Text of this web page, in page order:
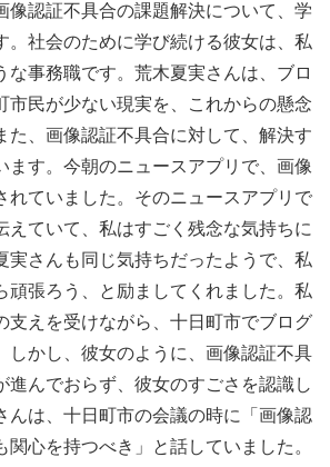
像認証不具合の課題解決について、学
。社会のために学び続ける彼女は、私
な事務職です。荒木夏実さんは、ブロ
市民が少ない現実を、これからの懸念
た、画像認証不具合に対して、解決す
ます。今朝のニュースアプリで、画像
れていました。そのニュースアプリで
えていて、私はすごく残念な気持ちに
実さんも同じ気持ちだったようで、私
頑張ろう、と励ましてくれました。私
支えを受けながら、十日町市でブログ
しかし、彼女のように、画像認証不具
進んでおらず、彼女のすごさを認識し
んは、十日町市の会議の時に「画像認
関心を持つべき」と話していました。